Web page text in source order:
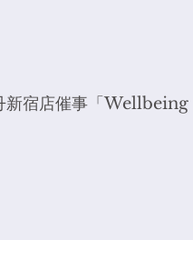
新宿店催事「